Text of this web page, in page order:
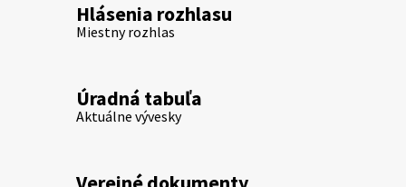
Hlásenia rozhlasu
Miestny rozhlas
Úradná tabuľa
Aktuálne vývesky